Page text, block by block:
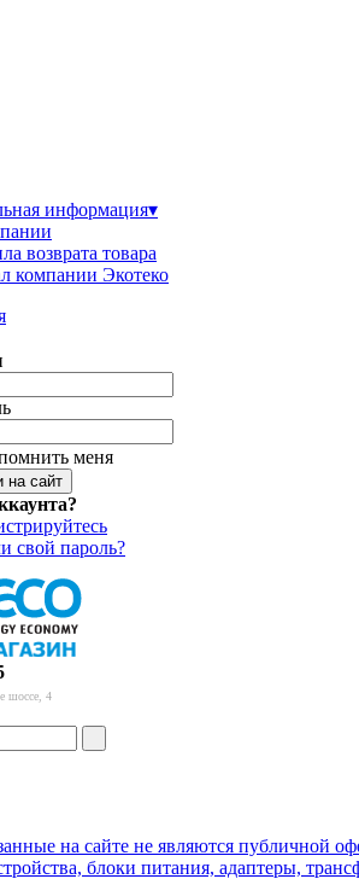
информация▾
возврата товара
компании Экотеко
меня
свой пароль?
шоссе, 4
на сайте не являются публичной
блоки питания, адаптеры,